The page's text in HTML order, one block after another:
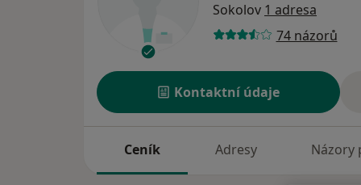
Sokolov 1 adresa
74 názorů
Kontaktní údaje
Ceník Adresy Názory